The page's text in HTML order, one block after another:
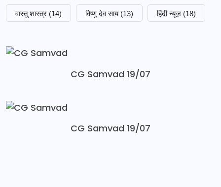
वास्तु शास्त्र (14) विष्णु देव साय (13) हिंदी न्यूज़ (18)
CG Samvad 19/07
CG Samvad 19/07